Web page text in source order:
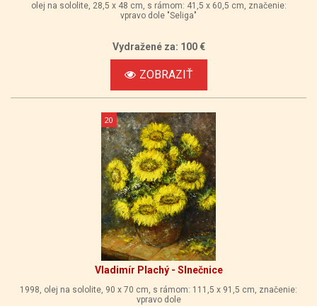
olej na sololite, 28,5 x 48 cm, s rámom: 41,5 x 60,5 cm, značenie:
vpravo dole "Seliga"
Vydražené za: 100 €
ZOBRAZIŤ
20
Vladimír Plachý - Slnečnice
1998, olej na sololite, 90 x 70 cm, s rámom: 111,5 x 91,5 cm, značenie:
vpravo dole